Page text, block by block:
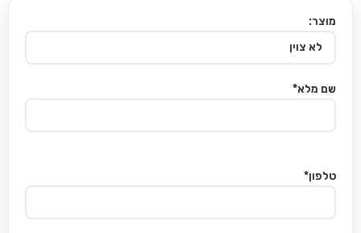
מוצר:
שם מלא*
טלפון*